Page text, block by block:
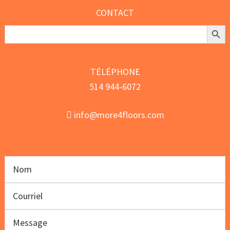
CONTACT
Search
Search
TÉLÉPHONE
514 944-6072
info@more4floors.com